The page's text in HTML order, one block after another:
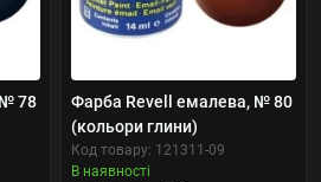
78
Фарба Revell емалева, № 80
(кольори глини)
Код товару: 121311-09
В наявності